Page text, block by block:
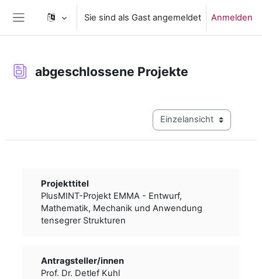
Website-Übersicht
Sie sind als Gast angemeldet Anmelden
abgeschlossene Projekte
Modus Tertiärnavigation
Projekttitel
PlusMINT-Projekt EMMA - Entwurf,
Mathematik, Mechanik und Anwendung
tensegrer Strukturen
Antragsteller/­­innen
Prof. Dr. Detlef Kuhl